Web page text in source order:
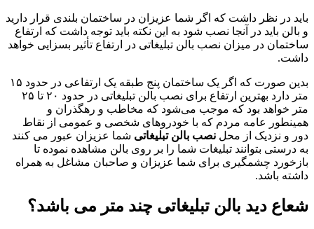
باید در نظر داشت که اگر شما عزیزان در ساختمان بلندی قرار دارید
و بالن باید در آنجا نصب شود به این نکته باید توجه داشت که ارتفاع
ساختمان در میزان نصب بالن تبلیغاتی در ارتفاع تأثیر بسزایی خواهد
داشت.
بدین صورت که اگر یک ساختمان پنج طبقه یک ارتفاعی در حدود ۱۵
متر دارد بهترین ارتفاع برای نصب بالن تبلیغاتی در حدود ۲۰ تا ۲۵
متر خواهد بود که موجب می‌شود که مخاطب و رهگذران و
همینطور عامه مردم که با خودروهای شخصی و عمومی از نقاط
دور و نزدیک از محل نصب بالن تبلیغاتی شما عزیزان عبور می کنند
به درستی بتوانند تبلیغات شما را بر روی بالن مشاهده نموده تا
بازخورد چشمگیری برای شما عزیزان و صاحبان مشاغل به همراه
داشته باشد.
شعاع دید بالن تبلیغاتی چند متر می باشد؟